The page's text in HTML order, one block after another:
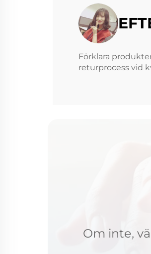
Förklara
returprocess vid
Om inte,